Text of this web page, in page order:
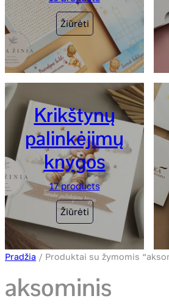
Žiūrėti
Krikštynų
palinkėjimų
knygos
17 products
Žiūrėti
Pradžia / Produktai su žymomis
aksominis